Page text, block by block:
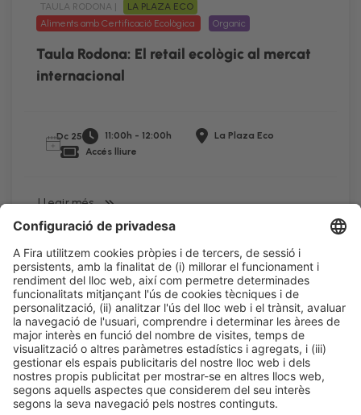
TAULA RODONA |
LA PLAZA ECO
Aliments amb Certificació Ecològica
Organic
Taula Rodona: El retail ecològic al mercat
internacional
Dc 25 11:00h - 12:00h
La Plaza Eco
Accés lliure
LLegir més
Informació legalAvís legal Política de privacitatPolítica de cookies